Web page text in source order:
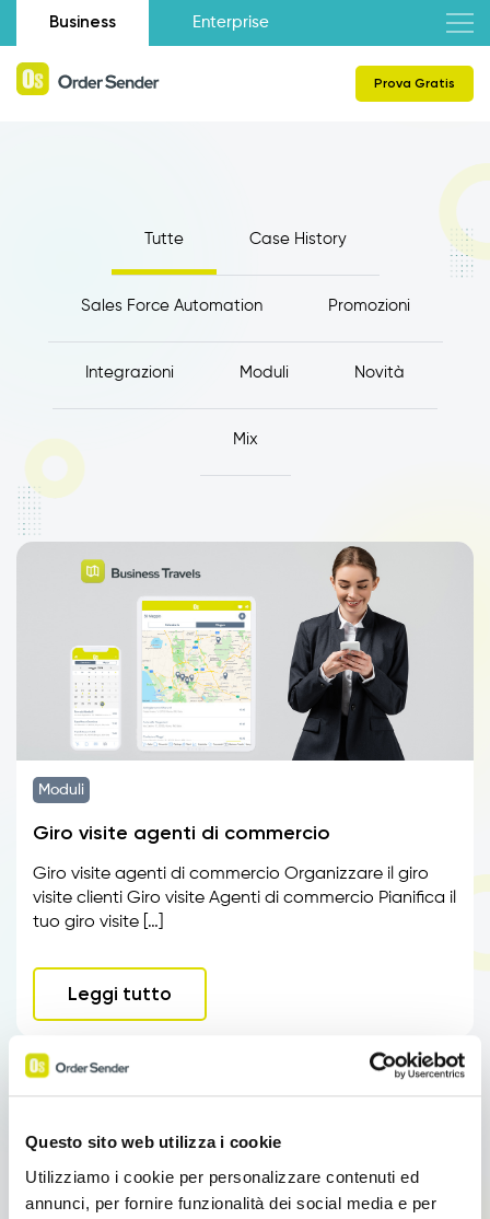
Questo sito web utilizza i cookie
Utilizziamo i cookie per personalizzare contenuti ed
annunci, per fornire funzionalità dei social media e per
Business Enterprise
Prova Gratis
Tutte Case History
Sales Force Automation Promozioni
Integrazioni Moduli Novità
Mix
Moduli
Giro visite agenti di commercio
Giro visite agenti di commercio Organizzare il giro
visite clienti Giro visite Agenti di commercio Pianifica il
tuo giro visite […]
Leggi tutto